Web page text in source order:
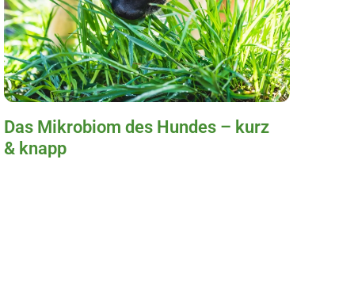
Das Mikrobiom des Hundes – kurz
& knapp